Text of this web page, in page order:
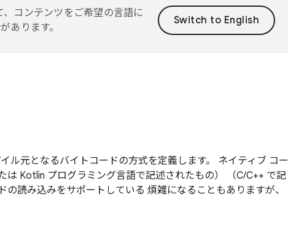
コンテンツをご希望の言語に
あります。
元となるバイトコードの方式を定義します。 ネイティブ コー
は Kotlin プログラミング言語で記述されたもの） （C/C++ で記
読み込みをサポートしている 煩雑になることもありますが、